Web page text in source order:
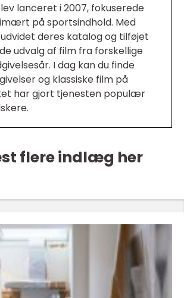
lanceret i 2007, fokuserede
på sportsindhold. Med
deres katalog og tilføjet
udvalg af film fra forskellige
I dag kan du finde
og klassiske film på
har gjort tjenesten populær
flere indlæg her